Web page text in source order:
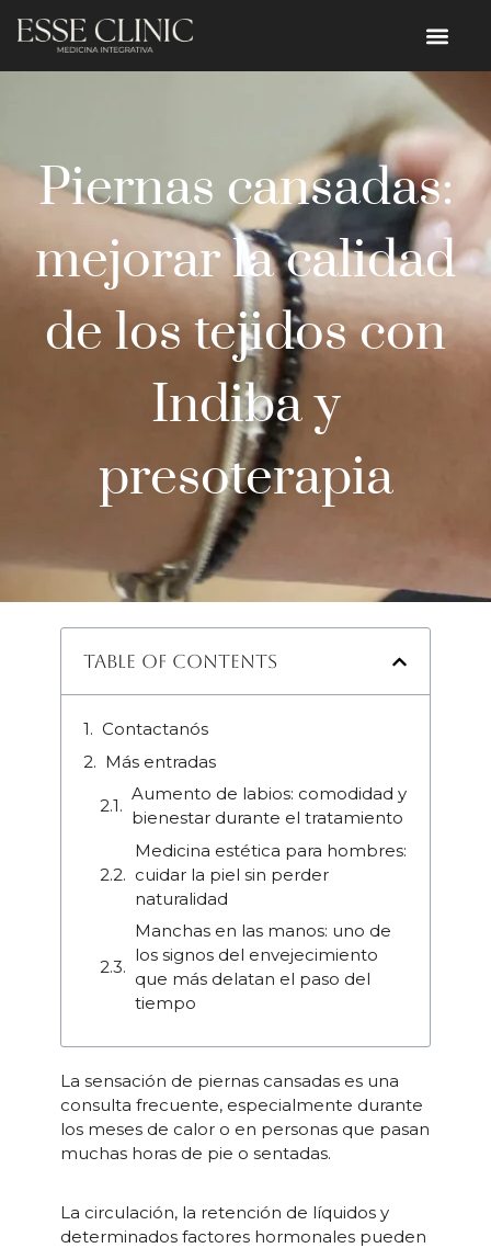
Piernas cansadas:
mejorar la calidad
de los tejidos con
Indiba y
presoterapia
Table of Contents
Contactanós
Más entradas
Aumento de labios: comodidad y
bienestar durante el tratamiento
Medicina estética para hombres:
cuidar la piel sin perder
naturalidad
Manchas en las manos: uno de
los signos del envejecimiento
que más delatan el paso del
tiempo
La sensación de piernas cansadas es una
consulta frecuente, especialmente durante
los meses de calor o en personas que pasan
muchas horas de pie o sentadas.
La circulación, la retención de líquidos y
determinados factores hormonales pueden